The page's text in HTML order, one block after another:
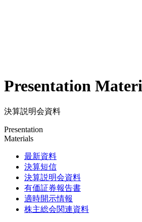
Presentation
決算説明会資料
Presentation
Materials
最新資料
決算短信
決算説明会資料
有価証券報告書
適時開示情報
株主総会関連資料